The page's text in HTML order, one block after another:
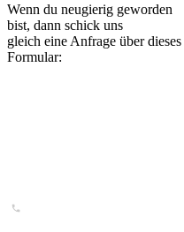
Wenn du neugierig geworden
bist, dann schick uns
gleich eine Anfrage über dieses
Formular: